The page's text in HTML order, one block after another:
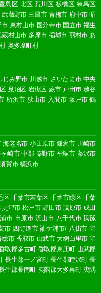
豊島区 北区 荒川区 板橋区 練馬区
武蔵野市 三鷹市 青梅市 府中市 昭
市 東村山市 国分寺市 国立市 福生
蔵村山市 多摩市 稲城市 羽村市 あ
奥多摩町村
じみ野市 川越市 さいたま市 中央
見沼区 岩槻区 蕨市 戸田市 越谷
所沢市 狭山市 入間市 坂戸市 鶴
海老名市 小田原市 鎌倉市 川崎市
ヶ崎市 中郡 秦野市 平塚市 藤沢市
賀市 横浜市
区 千葉市若葉区 千葉市緑区 千葉
更津市 松戸市 野田市 茂原市 成田
市 市原市 流山市 八千代市 我孫
市 四街道市 袖ケ浦市/ 八街市 印
総市 香取市 山武市 大網白里市 印
取郡多古町 香取郡東庄町 山武郡
長生郡一ノ宮町 長生郡睦沢町 長
生郡長南町 夷隅郡大多喜町 夷隅